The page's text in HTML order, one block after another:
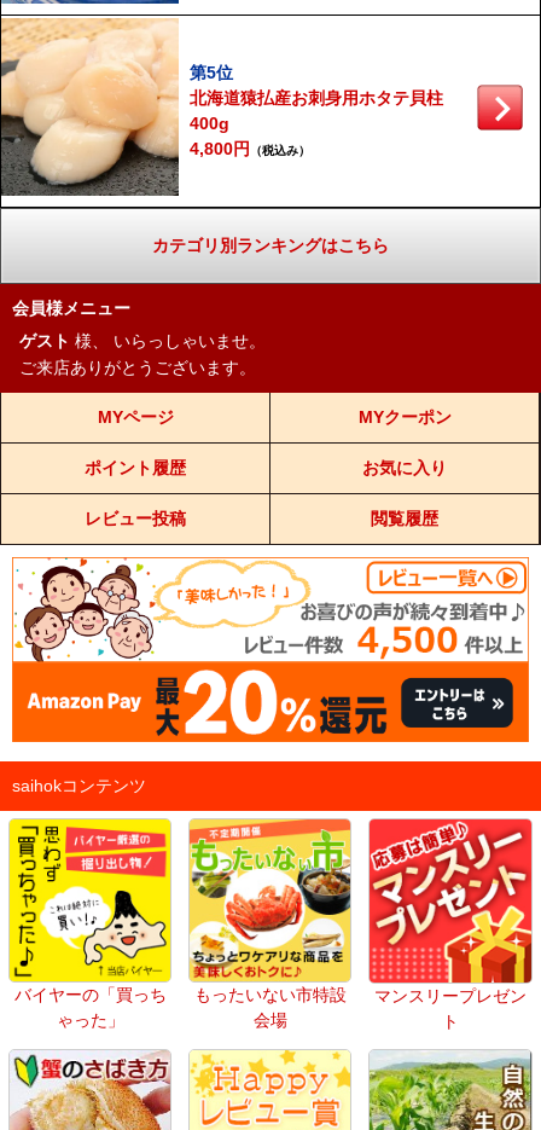
第5位
北海道猿払産お刺身用ホタテ貝柱
400g
4,800円 （税込み）
カテゴリ別ランキングはこちら
会員様メニュー
ゲスト 様、
いらっしゃいませ。
ご来店ありがとうございます。
MYページ MYクーポン
ポイント履歴 お気に入り
レビュー投稿 閲覧履歴
saihokコンテンツ
バイヤーの「買っち
ゃった」
もったいない市特設
会場
マンスリープレゼン
ト